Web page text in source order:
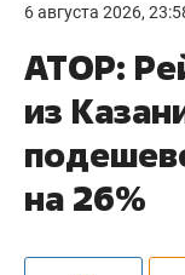
6 августа 2026,
АТОР:
из
на 26%